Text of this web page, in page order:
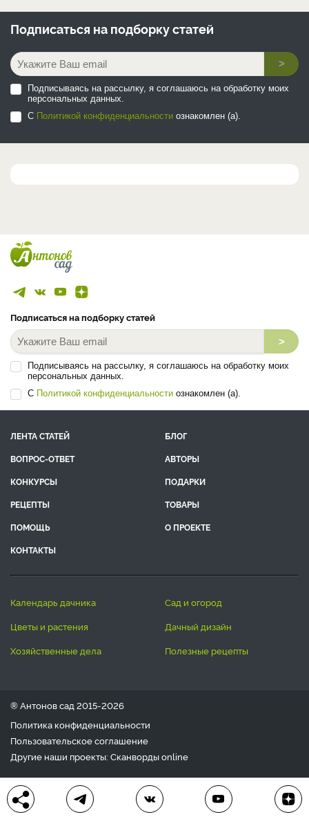
Подписаться на подборку статей
>
Подписываясь на рассылку, я соглашаюсь на обработку моих
персональных данных.
С Политикой конфиденциальности ознакомлен (а).
Подписаться на подборку статей
>
Подписываясь на рассылку, я соглашаюсь на обработку моих
персональных данных.
С Политикой конфиденциальности ознакомлен (а).
ЛЕНТА СТАТЕЙ
БЛОГ
ВОПРОС-ОТВЕТ
АВТОРЫ
КОНКУРСЫ
ПОДАРКИ
РЕЦЕПТЫ
ТОВАРЫ
ПОМОЩЬ
О ПРОЕКТЕ
КОНТАКТЫ
календарь дачника
сад и огород
цветы и растения
дачный дизайн
хозяйственные дела
полезные рецепты
® Антонов сад 2015-2026
Политика конфиденциальности
Пользовательское соглашение
Другие наши проекты: Сканвордыonline
Любое использование материала допускается только с
письменного согласия редакции